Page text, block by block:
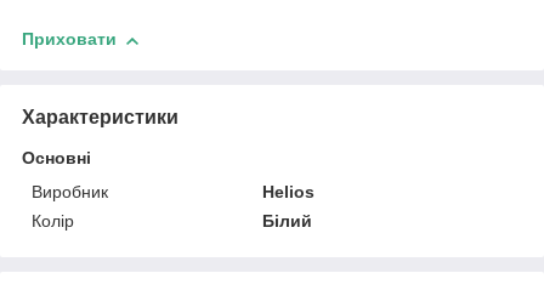
Приховати
Характеристики
Основні
Виробник
Helios
Колір
Білий